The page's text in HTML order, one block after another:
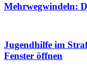
Mehrwegwindeln:
Jugendhilfe im
Fenster öffnen